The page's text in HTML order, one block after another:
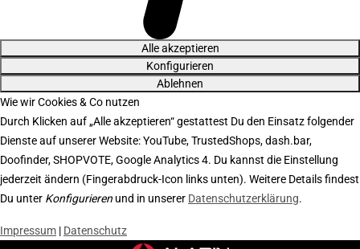
Alle akzeptieren
Konfigurieren
Ablehnen
Wie wir Cookies & Co nutzen
Durch Klicken auf „Alle akzeptieren“ gestattest Du den Einsatz folgender
Dienste auf unserer Website: YouTube, TrustedShops, dash.bar,
Doofinder, SHOPVOTE, Google Analytics 4. Du kannst die Einstellung
jederzeit ändern (Fingerabdruck-Icon links unten). Weitere Details findest
Du unter Konfigurieren und in unserer Datenschutzerklärung.
Impressum | Datenschutz